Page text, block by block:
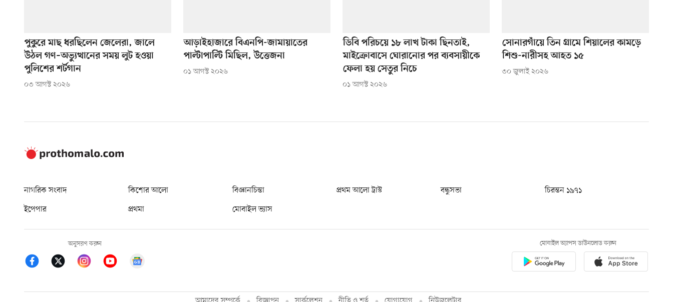
পুকুরে মাছ ধরছিলেন জেলেরা, জালে
উঠল গণ–অভ্যুত্থানের সময় লুট হওয়া
পুলিশের শর্টগান
০৩ আগস্ট ২০২৬
আড়াইহাজারে বিএনপি-জামায়াতের
পাল্টাপাল্টি মিছিল, উত্তেজনা
০১ আগস্ট ২০২৬
ডিবি পরিচয়ে ১৮ লাখ টাকা ছিনতাই,
মাইক্রোবাসে ঘোরানোর পর ব্যবসায়ীকে
ফেলা হয় সেতুর নিচে
০১ আগস্ট ২০২৬
সোনারগাঁয়ে তিন গ্রামে শিয়ালের কামড়ে
শিশু-নারীসহ আহত ১৫
৩০ জুলাই ২০২৬
নাগরিক সংবাদ কিশোর আলো বিজ্ঞানচিন্তা প্রথম আলো ট্রাস্ট বন্ধুসভা
চিরন্তন ১৯৭১
ইপেপার
প্রথমা মোবাইল ভ্যাস
অনুসরণ করুন মোবাইল অ্যাপস ডাউনলোড করুন